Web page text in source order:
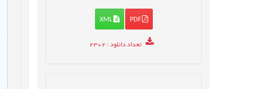
PDF
XML
تعداد دانلود: 2302